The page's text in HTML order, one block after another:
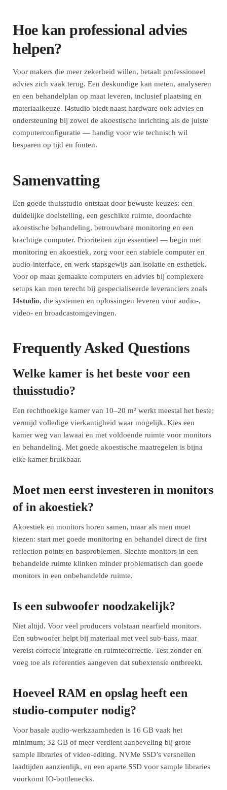
Hoe kan professional advies
helpen?
Voor makers die meer zekerheid willen, betaalt professioneel
advies zich vaak terug. Een deskundige kan meten, analyseren
en een behandelplan op maat leveren, inclusief plaatsing en
materiaalkeuze. I4studio biedt naast hardware ook advies en
ondersteuning bij zowel de akoestische inrichting als de juiste
computerconfiguratie — handig voor wie technisch wil
besparen op tijd en fouten.
Samenvatting
Een goede thuisstudio ontstaat door bewuste keuzes: een
duidelijke doelstelling, een geschikte ruimte, doordachte
akoestische behandeling, betrouwbare monitoring en een
krachtige computer. Prioriteiten zijn essentieel — begin met
monitoring en akoestiek, zorg voor een stabiele computer en
audio-interface, en werk stapsgewijs aan isolatie en esthetiek.
Voor op maat gemaakte computers en advies bij complexere
setups kan men terecht bij gespecialiseerde leveranciers zoals
I4studio, die systemen en oplossingen leveren voor audio-,
video- en broadcastomgevingen.
Frequently Asked Questions
Welke kamer is het beste voor een
thuisstudio?
Een rechthoekige kamer van 10–20 m² werkt meestal het beste;
vermijd volledige vierkantigheid waar mogelijk. Kies een
kamer weg van lawaai en met voldoende ruimte voor monitors
en behandeling. Met goede akoestische maatregelen is bijna
elke kamer bruikbaar.
Moet men eerst investeren in monitors
of in akoestiek?
Akoestiek en monitors horen samen, maar als men moet
kiezen: start met goede monitoring en behandel direct de first
reflection points en basproblemen. Slechte monitors in een
behandelde ruimte klinken minder problematisch dan goede
monitors in een onbehandelde ruimte.
Is een subwoofer noodzakelijk?
Niet altijd. Voor veel producers volstaan nearfield monitors.
Een subwoofer helpt bij materiaal met veel sub-bass, maar
vereist correcte integratie en ruimtecorrectie. Test zonder en
voeg toe als referenties aangeven dat subextensie ontbreekt.
Hoeveel RAM en opslag heeft een
studio-computer nodig?
Voor basale audio-werkzaamheden is 16 GB vaak het
minimum; 32 GB of meer verdient aanbeveling bij grote
sample libraries of video-editing. NVMe SSD’s versnellen
laadtijden aanzienlijk, en een aparte SSD voor sample libraries
voorkomt IO-bottlenecks.